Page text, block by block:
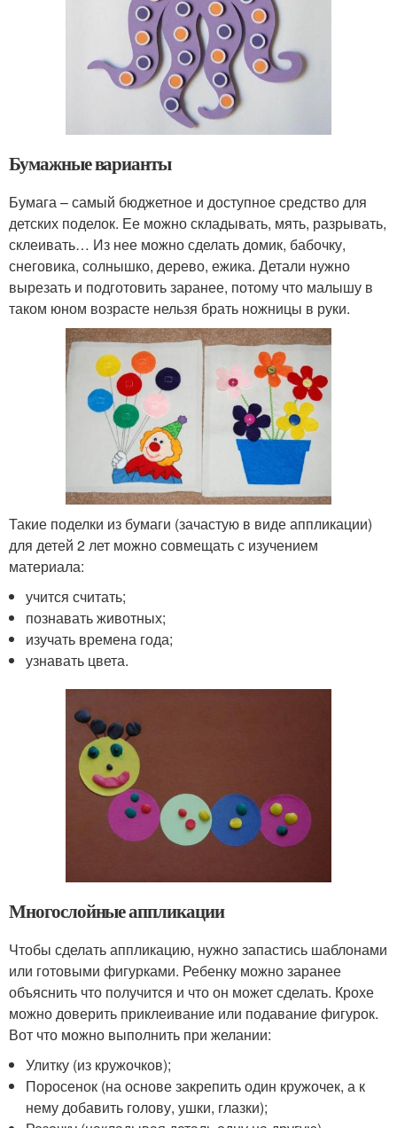
Бумажные варианты
Бумага – самый бюджетное и доступное средство для
детских поделок. Ее можно складывать, мять, разрывать,
склеивать… Из нее можно сделать домик, бабочку,
снеговика, солнышко, дерево, ежика. Детали нужно
вырезать и подготовить заранее, потому что малышу в
таком юном возрасте нельзя брать ножницы в руки.
Такие поделки из бумаги (зачастую в виде аппликации)
для детей 2 лет можно совмещать с изучением
материала:
учится считать;
познавать животных;
изучать времена года;
узнавать цвета.
Многослойные аппликации
Чтобы сделать аппликацию, нужно запастись шаблонами
или готовыми фигурками. Ребенку можно заранее
объяснить что получится и что он может сделать. Крохе
можно доверить приклеивание или подавание фигурок.
Вот что можно выполнить при желании:
Улитку (из кружочков);
Поросенок (на основе закрепить один кружочек, а к
нему добавить голову, ушки, глазки);